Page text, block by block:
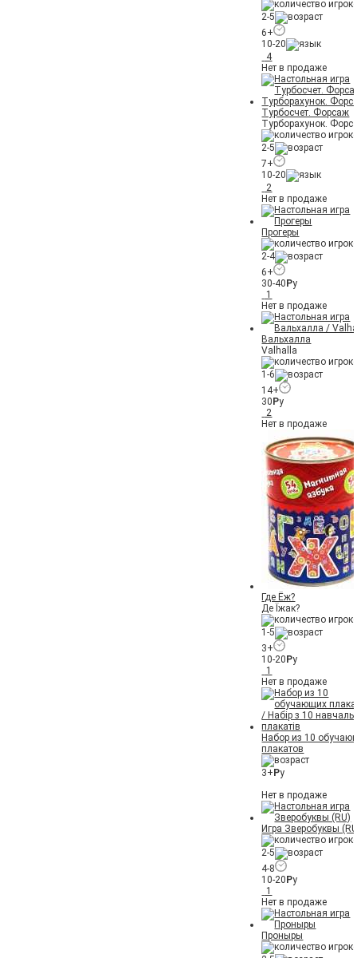
2-5
6+
10-20
4
Нет в продаже
Турбосчет. Форсаж
Турборахунок.
2-5
7+
10-20
2
Нет в продаже
Прогеры
2-4
6+
30-40 Ру
1
Нет в продаже
Вальхалла
Valhalla
1-6
14+
30 Ру
2
Нет в продаже
Где Ёж?
Де Їжак?
1-5
3+
10-20 Ру
1
Нет в продаже
Набор из 10
плакатов
3+ Ру
Нет в продаже
Игра Зверобуквы
2-5
4-8
10-20 Ру
1
Нет в продаже
Проныры